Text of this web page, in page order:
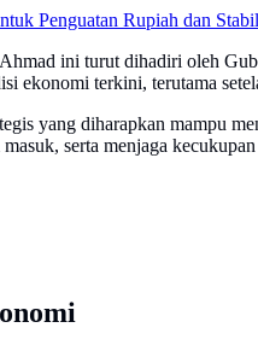
Penguatan Rupiah dan
ini turut dihadiri oleh
ekonomi terkini, terutama
yang diharapkan mampu
serta menjaga